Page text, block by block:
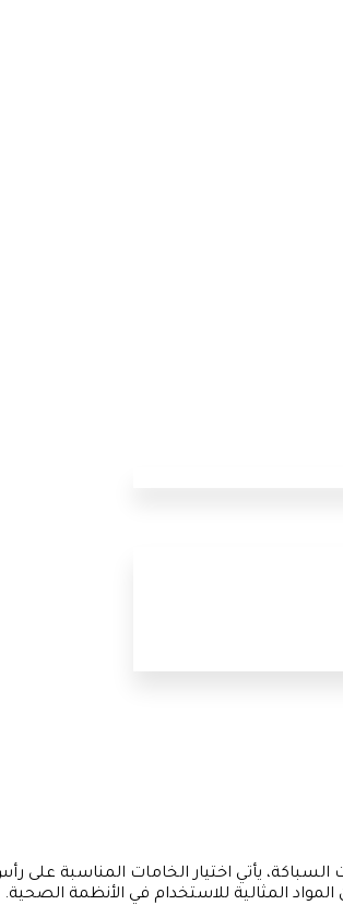
يأتي اختيار الخامات المناسبة على
المثالية للاستخدام في الأنظمة